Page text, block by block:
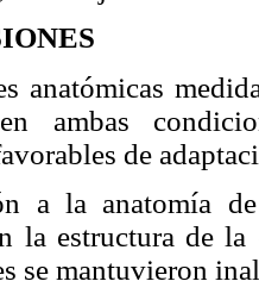
anatómicas
ambas
de
a la anatomía
la estructura de
se mantuvieron